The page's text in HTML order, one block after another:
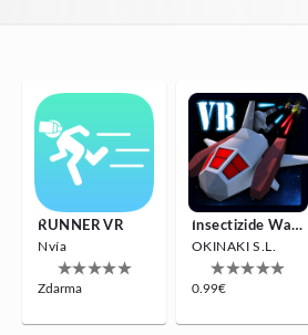
RUNNER VR
Nvía
Zdarma
Insectizide Wars VR
OKINAKI S.L.
0.99€